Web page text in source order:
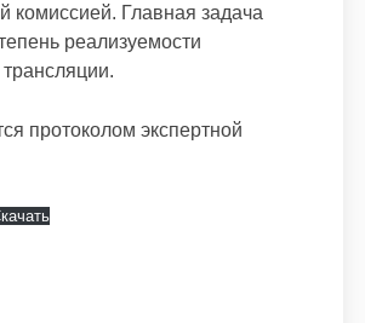
комиссией. Главная задача
реализуемости
протоколом экспертной